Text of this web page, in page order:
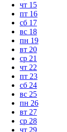
чт 15
пт 16
сб 17
вс 18
пн 19
вт 20
ср 21
чт 22
пт 23
сб 24
вс 25
пн 26
вт 27
ср 28
чт 29